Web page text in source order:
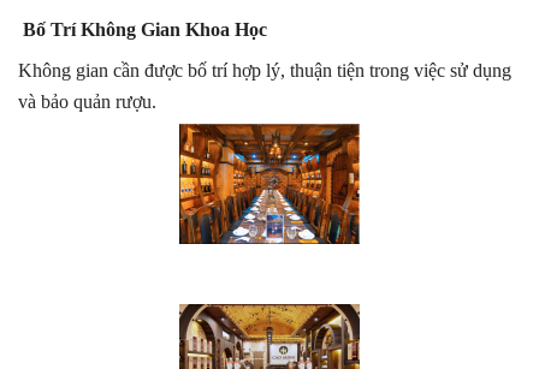
Bố Trí Không Gian Khoa Học
Không gian cần được bố trí hợp lý, thuận tiện trong việc sử dụng
và bảo quản rượu.